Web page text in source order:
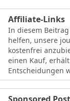
Affiliate-Links
In diesem
helfen, unsere
kostenfrei
einen Kauf, erhält
Entscheidungen
Sponsored Post